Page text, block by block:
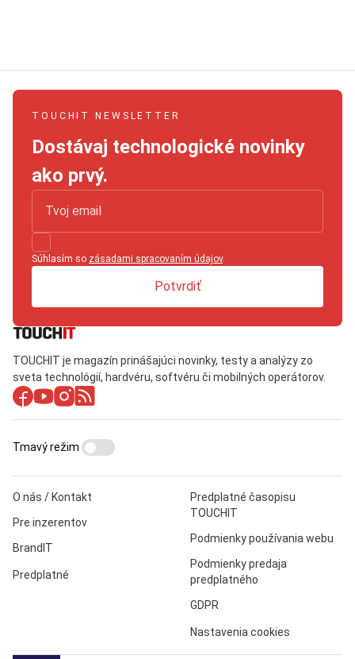
TOUCHIT NEWSLETTER
Dostávaj technologické novinky
ako prvý.
Súhlasím so zásadami spracovaním údajov.
Potvrdiť
TOUCHIT je magazín prinášajúci novinky, testy a analýzy zo
sveta technológií, hardvéru, softvéru či mobilných operátorov.
O nás / Kontakt
Pre inzerentov
BrandIT
Predplatné
Predplatné časopisu
TOUCHIT
Podmienky používania webu
Podmienky predaja
predplatného
GDPR
Nastavenia cookies
Tmavý režim